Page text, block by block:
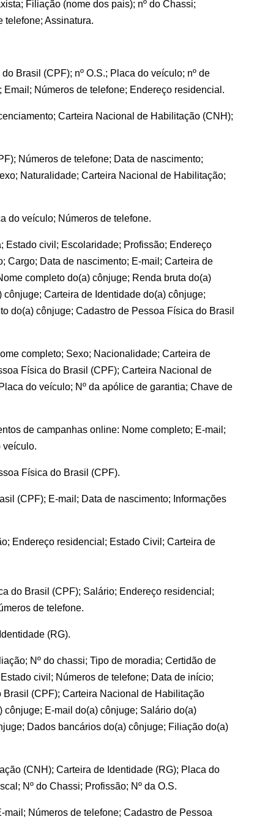
Filiação (nome dos pais); nº do Chassi;
telefone; Assinatura.
Brasil (CPF); nº O.S.; Placa do veículo; nº de
Números de telefone; Endereço residencial.
Carteira Nacional de Habilitação (CNH);
Números de telefone; Data de nascimento;
Naturalidade; Carteira Nacional de Habilitação;
do veículo; Números de telefone.
Estado civil; Escolaridade; Profissão; Endereço
Cargo; Data de nascimento; E-mail; Carteira de
completo do(a) cônjuge; Renda bruta do(a)
Carteira de Identidade do(a) cônjuge;
do(a) cônjuge; Cadastro de Pessoa Física do Brasil
completo; Sexo; Nacionalidade; Carteira de
Física do Brasil (CPF); Carteira Nacional de
do veículo; Nº da apólice de garantia; Chave de
de campanhas online: Nome completo; E-mail;
veículo.
Física do Brasil (CPF).
(CPF); E-mail; Data de nascimento; Informações
Endereço residencial; Estado Civil; Carteira de
do Brasil (CPF); Salário; Endereço residencial;
de telefone.
(RG).
Nº do chassi; Tipo de moradia; Certidão de
civil; Números de telefone; Data de início;
(CPF); Carteira Nacional de Habilitação
E-mail do(a) cônjuge; Salário do(a)
Dados bancários do(a) cônjuge; Filiação do(a)
(CNH); Carteira de Identidade (RG); Placa do
Nº do Chassi; Profissão; Nº da O.S.
Números de telefone; Cadastro de Pessoa